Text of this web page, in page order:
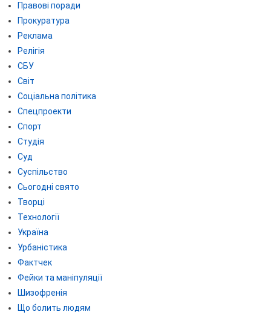
Правові поради
Прокуратура
Реклама
Релігія
СБУ
Світ
Соціальна політика
Спецпроекти
Спорт
Студія
Суд
Суспільство
Сьогодні свято
Творці
Технології
Україна
Урбаністика
Фактчек
Фейки та маніпуляції
Шизофренія
Що болить людям